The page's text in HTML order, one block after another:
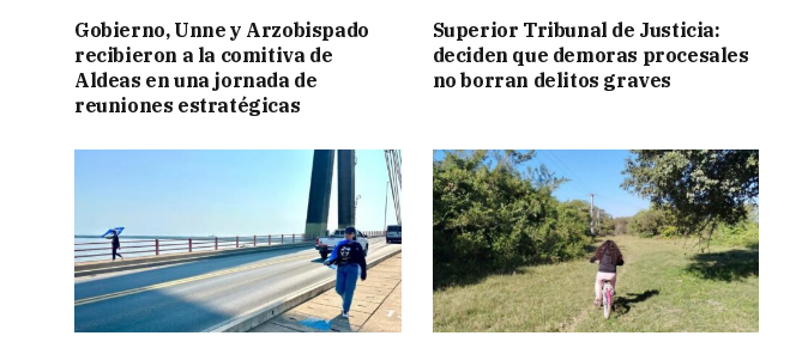
Gobierno, Unne y Arzobispado
recibieron a la comitiva de
Aldeas en una jornada de
reuniones estratégicas
Superior Tribunal de Justicia:
deciden que demoras procesales
no borran delitos graves